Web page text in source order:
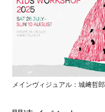
メインヴィジュアル：城﨑哲郎